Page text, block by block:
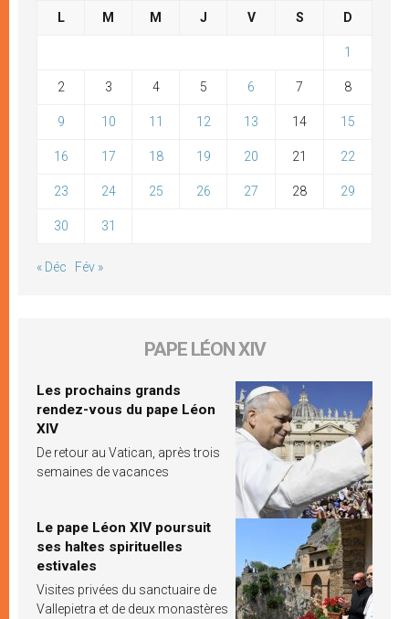
L M M J V S D
1
2 3 4 5 6 7 8
9 10 11 12 13 14 15
16 17 18 19 20 21 22
23 24 25 26 27 28 29
30 31
« Déc Fév »
PAPE LÉON XIV
Les prochains grands
rendez-vous du pape Léon
XIV
De retour au Vatican, après trois
semaines de vacances
Le pape Léon XIV poursuit
ses haltes spirituelles
estivales
Visites privées du sanctuaire de
Vallepietra et de deux monastères